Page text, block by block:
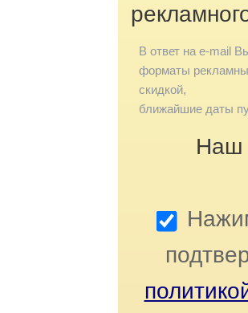
В ответ на e-mail
форматы
скидкой,
ближайшие даты
Наш